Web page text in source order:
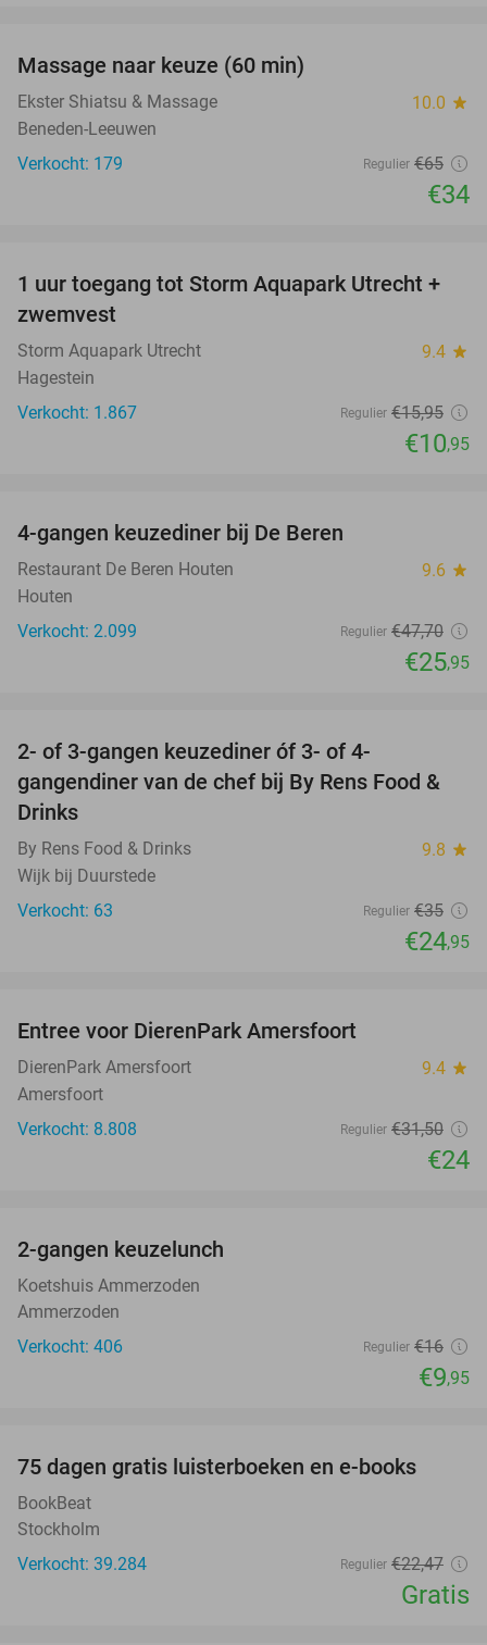
Massage naar keuze (60 min)
Ekster Shiatsu & Massage 10.0 star
Beneden-Leeuwen
Verkocht: 179
Regulier €65
€34
31%
1 uur toegang tot Storm Aquapark Utrecht +
zwemvest
Storm Aquapark Utrecht 9.4 star
Hagestein
Verkocht: 1.867
Regulier €15,95
€10,95
4-gangen keuzediner bij De Beren
Restaurant De Beren Houten 9.6 star
Houten
Verkocht: 2.099
Regulier €47,70
€25,95
2- of 3-gangen keuzediner óf 3- of 4-
gangendiner van de chef bij By Rens Food &
Drinks
By Rens Food & Drinks 9.8 star
Wijk bij Duurstede
Verkocht: 63
Regulier €35
€24,95
Entree voor DierenPark Amersfoort
DierenPark Amersfoort 9.4 star
Amersfoort
Verkocht: 8.808
Regulier €31,50
€24
2-gangen keuzelunch
Koetshuis Ammerzoden
Ammerzoden
Verkocht: 406
Regulier €16
€9,95
75 dagen gratis luisterboeken en e-books
BookBeat
Stockholm
Verkocht: 39.284
Regulier €22,47
Gratis